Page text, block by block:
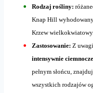
Rodzaj rośliny:
Knap Hill
Krzew wielkokwiatowy.
Zastosowanie: Z
intensywnie
pełnym słońcu,
wszystkich rodzajów